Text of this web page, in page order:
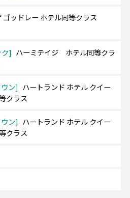
ゴリ
指定なし
ゴッドレー ホテル同等クラス
ハーミテイジ ホテル同等クラ
ン
ハートランド ホテル クイー
クラス
ン
ハートランド ホテル クイー
クラス